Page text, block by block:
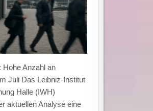
bei Hausaufgaben:
auf die
der Eltern Eine aktuelle